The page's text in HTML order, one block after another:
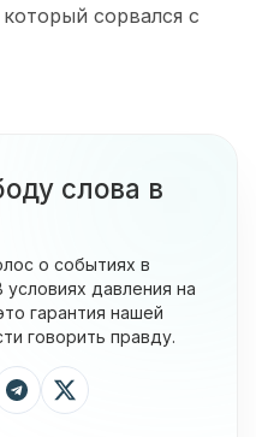
сорвался с
слова в
о событиях в
давления на
гарантия нашей
говорить правду.